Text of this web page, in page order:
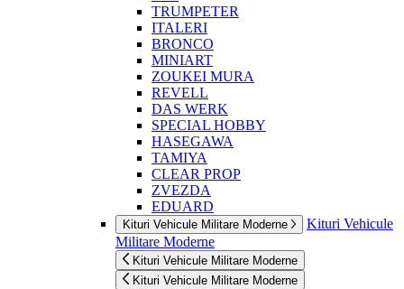
TRUMPETER
ITALERI
BRONCO
MINIART
ZOUKEI MURA
REVELL
DAS WERK
SPECIAL HOBBY
HASEGAWA
TAMIYA
CLEAR PROP
ZVEZDA
EDUARD
Kituri Vehicule Militare Moderne
Kituri Vehicule
Militare Moderne
Kituri Vehicule Militare Moderne
Kituri Vehicule Militare Moderne